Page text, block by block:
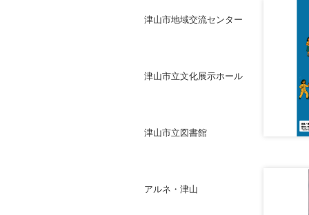
津山市地域交流センター
津山市立文化展示ホール
津山市立図書館
アルネ・津山